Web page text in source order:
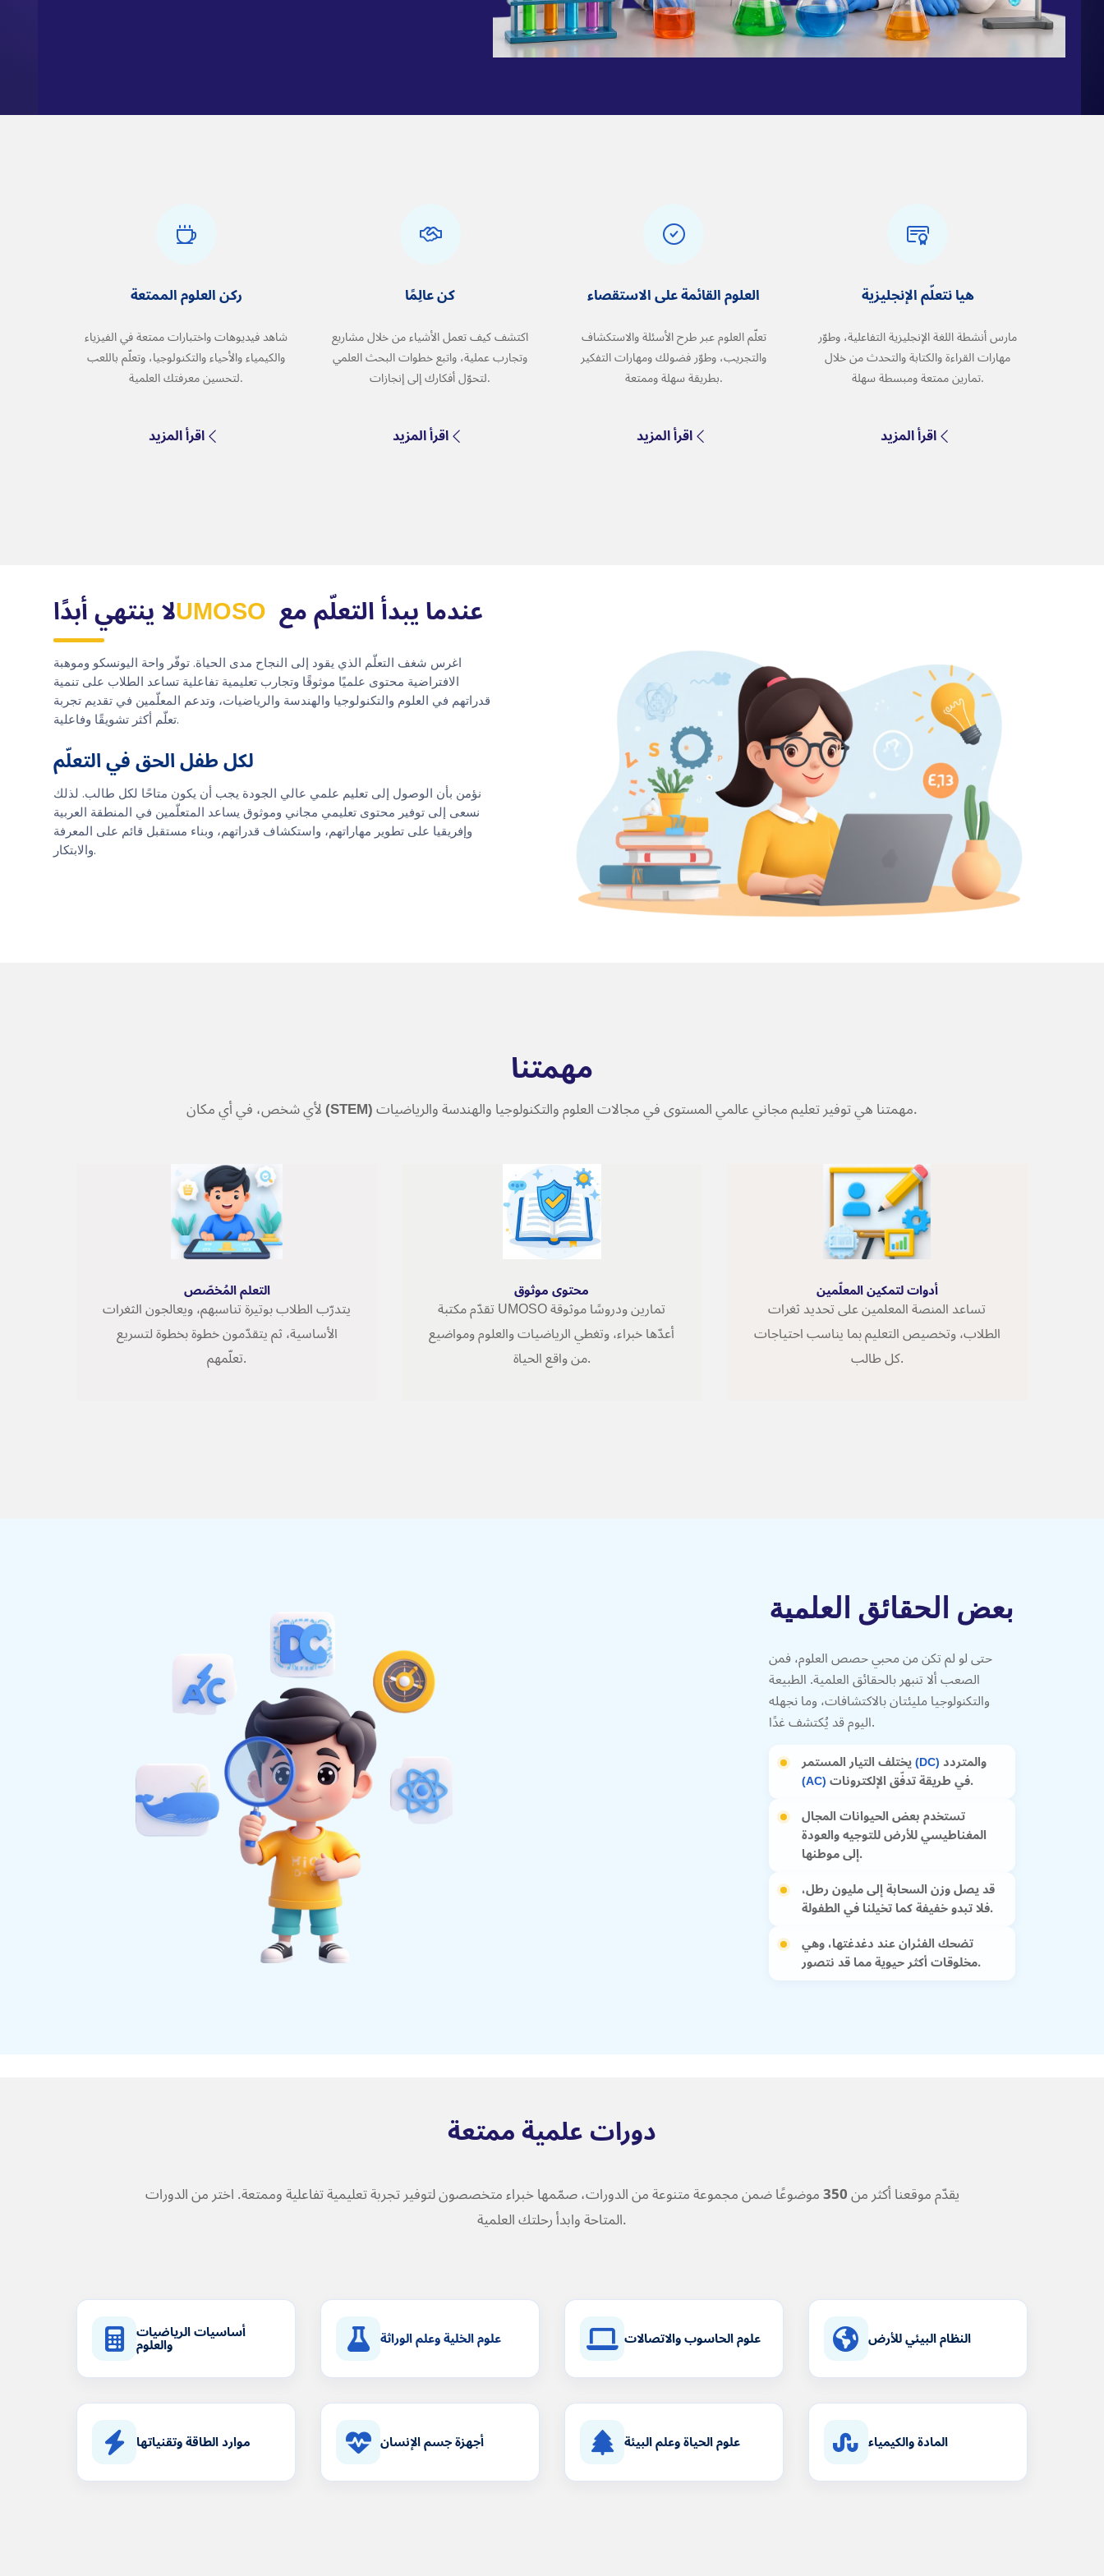
ركن العلوم الممتعة
شاهد فيديوهات واختبارات ممتعة في الفيزياء
والكيمياء والأحياء والتكنولوجيا، وتعلّم باللعب
لتحسين معرفتك العلمية.
اقرأ المزيد
كن عالِمًا
اكتشف كيف تعمل الأشياء من خلال مشاريع
وتجارب عملية، واتبع خطوات البحث العلمي
لتحوّل أفكارك إلى إنجازات.
اقرأ المزيد
العلوم القائمة على الاستقصاء
تعلّم العلوم عبر طرح الأسئلة والاستكشاف
والتجريب، وطوّر فضولك ومهارات التفكير
بطريقة سهلة وممتعة.
اقرأ المزيد
هيا نتعلّم الإنجليزية
مارس أنشطة اللغة الإنجليزية التفاعلية، وطوّر
مهارات القراءة والكتابة والتحدث من خلال
تمارين ممتعة ومبسطة سهلة.
اقرأ المزيد
عندما يبدأ التعلّم مع UMOSOلا ينتهي أبدًا
اغرس شغف التعلّم الذي يقود إلى النجاح مدى الحياة. توفّر واحة اليونسكو وموهبة
الافتراضية محتوى علميًا موثوقًا وتجارب تعليمية تفاعلية تساعد الطلاب على تنمية
قدراتهم في العلوم والتكنولوجيا والهندسة والرياضيات، وتدعم المعلّمين في تقديم تجربة
تعلّم أكثر تشويقًا وفاعلية.
لكل طفل الحق في التعلّم
نؤمن بأن الوصول إلى تعليم علمي عالي الجودة يجب أن يكون متاحًا لكل طالب. لذلك
نسعى إلى توفير محتوى تعليمي مجاني وموثوق يساعد المتعلّمين في المنطقة العربية
وإفريقيا على تطوير مهاراتهم، واستكشاف قدراتهم، وبناء مستقبل قائم على المعرفة
والابتكار.
مهمتنا
مهمتنا هي توفير تعليم مجاني عالمي المستوى في مجالات العلوم والتكنولوجيا والهندسة والرياضيات(STEM) لأي شخص، في أي مكان.
التعلم المُخصّص
يتدرّب الطلاب بوتيرة تناسبهم، ويعالجون الثغرات
الأساسية، ثم يتقدّمون خطوة بخطوة لتسريع
تعلّمهم.
التعلم المُخصّص
محتوى موثوق
تقدّم مكتبة UMOSO تمارين ودروسًا موثوقة
أعدّها خبراء، وتغطي الرياضيات والعلوم ومواضيع
من واقع الحياة.
محتوى موثوق
أدوات لتمكين المعلّمين
تساعد المنصة المعلمين على تحديد ثغرات
الطلاب، وتخصيص التعليم بما يناسب احتياجات
كل طالب.
أدوات لتمكين المعلّمين
بعض الحقائق العلمية
حتى لو لم تكن من محبي حصص العلوم، فمن
الصعب ألا تنبهر بالحقائق العلمية. الطبيعة
والتكنولوجيا مليئتان بالاكتشافات، وما نجهله
اليوم قد يُكتشف غدًا.
يختلف التيار المستمر(DC)والمتردد
(AC)
في طريقة تدفّق الإلكترونات.
تستخدم بعض الحيوانات المجال
المغناطيسي للأرض للتوجيه والعودة
إلى موطنها.
قد يصل وزن السحابة إلى مليون رطل،
فلا تبدو خفيفة كما تخيلنا في الطفولة.
تضحك الفئران عند دغدغتها، وهي
مخلوقات أكثر حيوية مما قد نتصور.
دورات علمية ممتعة
يقدّم موقعنا أكثر من350موضوعًا ضمن مجموعة متنوعة من الدورات، صمّمها خبراء متخصصون لتوفير تجربة تعليمية تفاعلية وممتعة. اختر من الدورات
المتاحة وابدأ رحلتك العلمية.
أساسيات الرياضيات
والعلوم علوم الخلية وعلم الوراثة علوم الحاسوب والاتصالات النظام البيئي للأرض
موارد الطاقة وتقنياتها أجهزة جسم الإنسان علوم الحياة وعلم البيئة المادة والكيمياء